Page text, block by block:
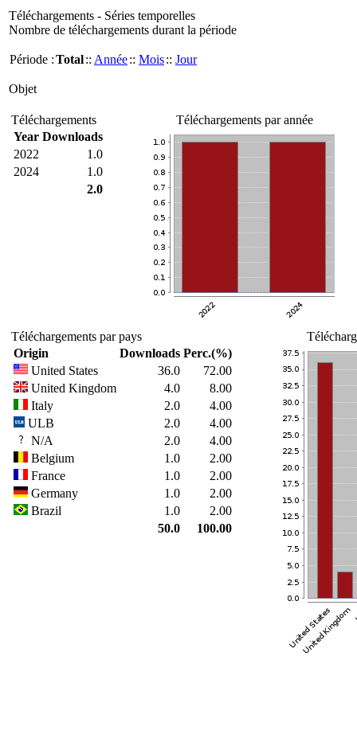
Téléchargements - Séries temporelles
Nombre de téléchargements durant la période
Période :Total:: Année:: Mois:: Jour
Objet
Téléchargements
Year Downloads
2022
1.0
2024
1.0
2.0
Téléchargements par année
Téléchargements par pays
Origin
Downloads Perc.(%)
United States
36.0
72.00
United Kingdom
4.0
8.00
Italy
2.0
4.00
ULB
2.0
4.00
N/A
2.0
4.00
Belgium
1.0
2.00
France
1.0
2.00
Germany
1.0
2.00
Brazil
1.0
2.00
50.0
100.00